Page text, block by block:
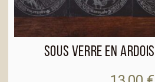
Sous verre en